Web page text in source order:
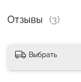
Отзывы (3)
Выбрать